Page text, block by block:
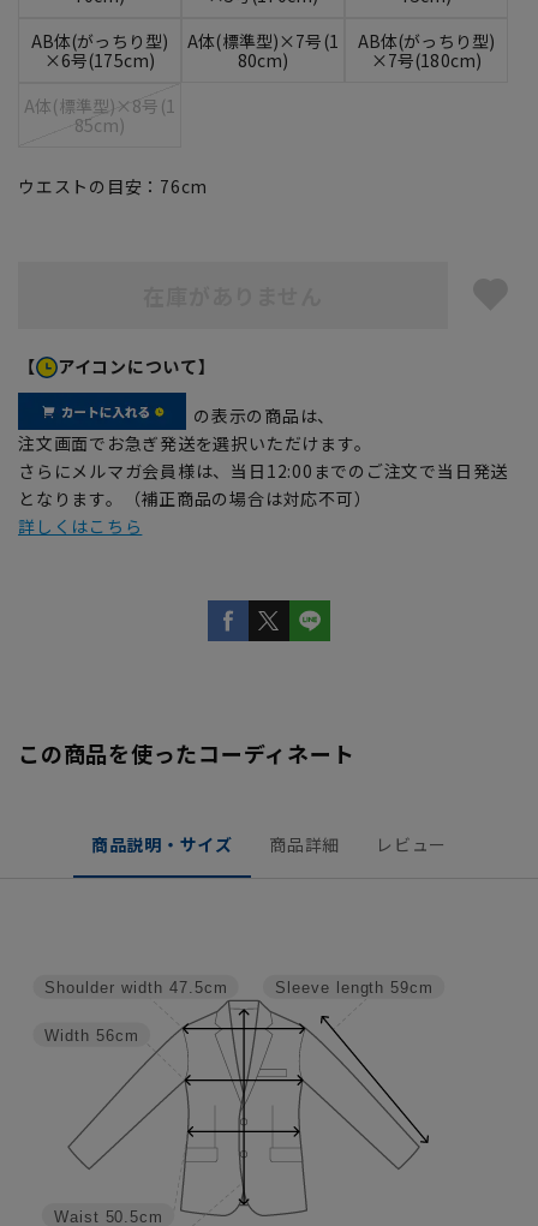
AB体(がっちり型)
×6号(175cm)
A体(標準型)×7号(1
80cm)
AB体(がっちり型)
×7号(180cm)
A体(標準型)×8号(1
85cm)
ウエストの目安： 76cm
【 アイコンについて】
の表示の商品は、
注文画面でお急ぎ発送を選択いただけます。
さらにメルマガ会員様は、当日12:00までのご注文で当日発送
となります。（補正商品の場合は対応不可）
詳しくはこちら
この商品を使ったコーディネート
商品説明・サイズ 商品詳細 レビュー
Sleeve length 59cm
Waist 50.5cm
Width 56cm
Shoulder width 47.5cm